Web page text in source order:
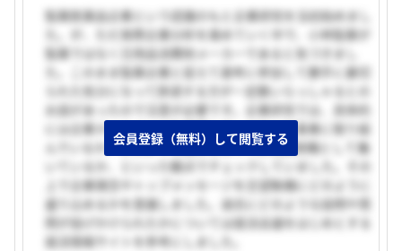
製薬医薬品企業という認識のもと企業研究を当初始めまし
た。が、ただ実際企業分析を進めていく中で、小林製薬が
製薬ではなく日用品消費財メーカーであると気づきまし
た。このまま製薬企業と捉えて選考に参加して勝手に裏切
られた気分になって辞退する方が一定数いらっしゃるとの
お話があったので注意が必要です。企業研究では、具体的
には企業ホームページを拝見して、どういう事業に取り組
んでいるか、どのような観点を持って研究開発職として働
いているか、といった観点でチェックしていました。その
上で企業理念やトップメッセージを志望動機にどのように
盛り込めるかを意識しました。過去にどのような設問や質
問が投げかけられたかについては就活会議をはじめとする
就活情報サイトを参考にしました。
会員登録（無料）して閲覧する